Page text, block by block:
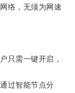
络，无须为网速
需一键开启，
过智能节点分